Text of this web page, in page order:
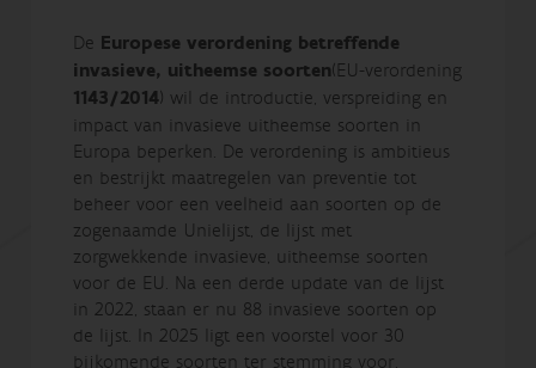
De Europese verordening betreffende
invasieve, uitheemse soorten(EU-verordening
1143/2014) wil de introductie, verspreiding en
impact van invasieve uitheemse soorten in
Europa beperken. De verordening is ambitieus
en bestrijkt maatregelen van preventie tot
beheer voor een veelheid aan soorten op de
zogenaamde Unielijst, de lijst met
zorgwekkende invasieve, uitheemse soorten
voor de EU. Na een derde update van de lijst
in 2022, staan er nu 88 invasieve soorten op
de lijst. In 2025 ligt een voorstel voor 30
bijkomende soorten ter stemming voor.